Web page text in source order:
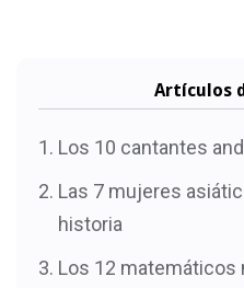
Artículos
Los 10 cantantes
Las 7 mujeres
historia
Los 12 matemáticos